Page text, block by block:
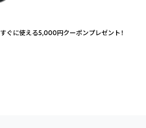
すぐに使える5,000円クーポンプレゼント！